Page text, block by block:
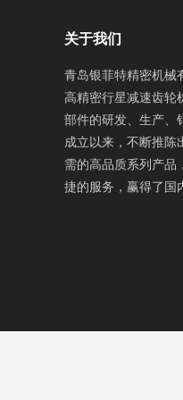
关于我们
青岛银菲特精密机械
高精密行星减速齿轮
部件的研发、生产、
成立以来，不断推陈
需的高品质系列产品
捷的服务，赢得了国